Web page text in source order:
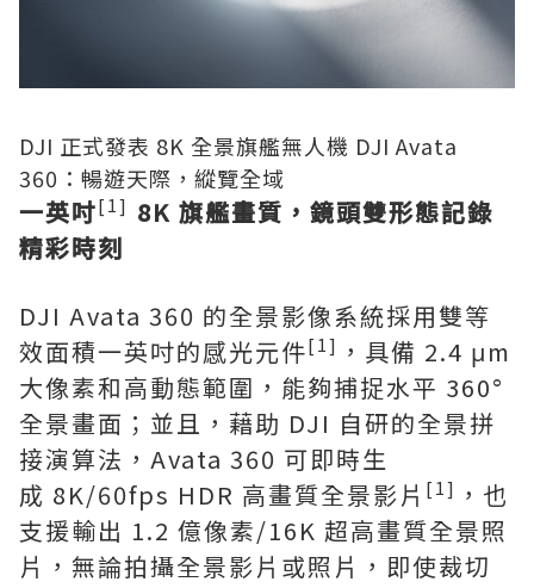
DJI 正式發表 8K 全景旗艦無人機 DJI Avata
360：暢遊天際，縱覽全域
一英吋[1] 8K 旗艦畫質，鏡頭雙形態記錄
精彩時刻
DJI Avata 360 的全景影像系統採用雙等
效面積一英吋的感光元件[1] ，具備 2.4 μm
大像素和高動態範圍，能夠捕捉水平 360°
全景畫面；並且，藉助 DJI 自研的全景拼
接演算法，Avata 360 可即時生
成 8K/60fps HDR 高畫質全景影片 [1] ，也
支援輸出 1.2 億像素/16K 超高畫質全景照
片，無論拍攝全景影片或照片，即使裁切